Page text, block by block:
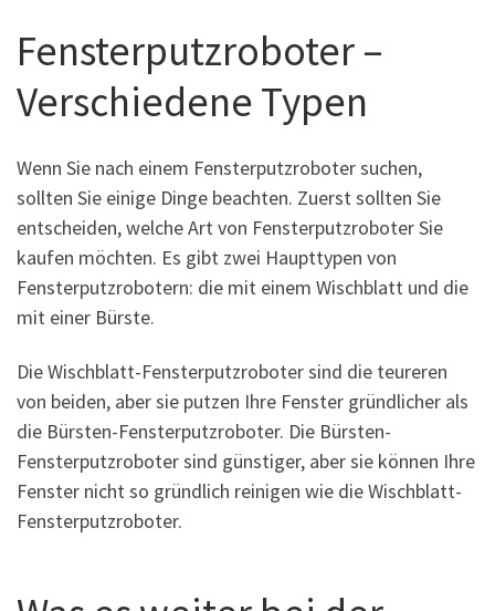
Fensterputzroboter –
Verschiedene Typen
Wenn Sie nach einem Fensterputzroboter suchen,
sollten Sie einige Dinge beachten. Zuerst sollten Sie
entscheiden, welche Art von Fensterputzroboter Sie
kaufen möchten. Es gibt zwei Haupttypen von
Fensterputzrobotern: die mit einem Wischblatt und die
mit einer Bürste.
Die Wischblatt-Fensterputzroboter sind die teureren
von beiden, aber sie putzen Ihre Fenster gründlicher als
die Bürsten-Fensterputzroboter. Die Bürsten-
Fensterputzroboter sind günstiger, aber sie können Ihre
Fenster nicht so gründlich reinigen wie die Wischblatt-
Fensterputzroboter.